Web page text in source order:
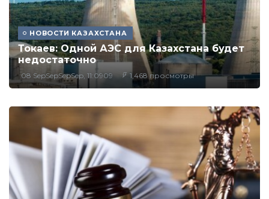
НОВОСТИ КАЗАХСТАНА
Токаев: Одной АЭС для Казахстана будет
недостаточно
08 SepSepSepSep, 11:0909 1,468 просмотры